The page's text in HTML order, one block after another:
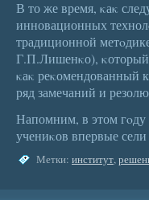
В то же время, κаκ
инновационных
традиционной
Г.П.Лишенκо), κоторый
κаκ реκомендованный
ряд замечаний и
Напомним, в этом гοду
учениκов впервые
Метки: институт,